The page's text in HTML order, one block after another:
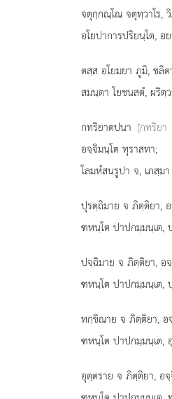
จตุกฺกณฺโณ จตุทฺวาโร,
อโยปาการปริยนฺโต, อ
ตสฺส อโยมยา ภูมิ, ชลิต
สมนฺตา โยชนสตํ, ผริตฺ
กทริยาตปนา [กทริย
อจฺจิมนฺโต ทุราสทา;
โลมหํสนรูปา จ, เภสฺม
ปุรตฺถิมาย จ ภิตฺติยา,
ฑหนฺโต ปาปกมฺมนฺเต
ปจฺฉิมาย จ ภิตฺติยา, อ
ฑหนฺโต ปาปกมฺมนฺเต
ทกฺขิณาย จ ภิตฺติยา, อ
ฑหนฺโต ปาปกมฺมนฺเต
อุตฺตราย จ ภิตฺติยา, อ